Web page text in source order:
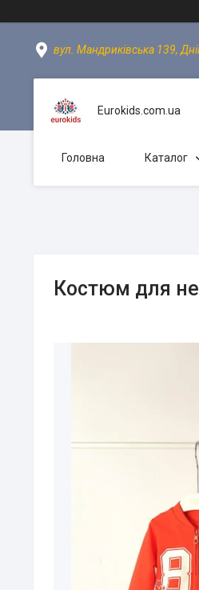
вул. Мандриківська 139,
Eurokids.com.ua
Головна Каталог
Костюм для